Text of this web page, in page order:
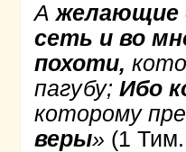
А желающие
сеть и во
похоти,
пагубу; Ибо
которому
веры» (1